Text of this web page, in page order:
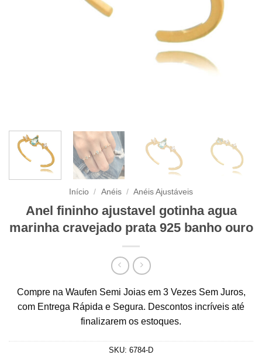
Início / Anéis / Anéis Ajustáveis
Anel fininho ajustavel gotinha agua
marinha cravejado prata 925 banho ouro
Compre na Waufen Semi Joias em 3 Vezes Sem Juros,
com Entrega Rápida e Segura. Descontos incríveis até
finalizarem os estoques.
SKU: 6784-D